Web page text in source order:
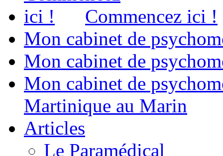
Commencez ici !
Mon cabinet de
Mon cabinet de
Mon cabinet de
Martinique au Marin
Articles
Le Paramédical